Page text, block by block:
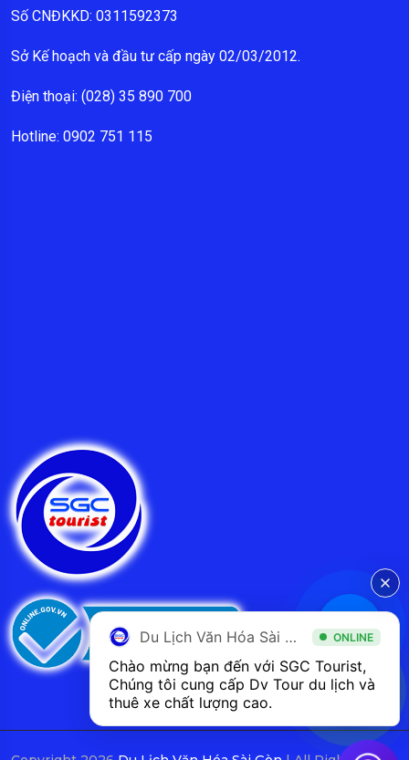
Số CNĐKKD: 0311592373
Sở Kế hoạch và đầu tư cấp ngày 02/03/2012.
Điện thoại: (028) 35 890 700
Hotline: 0902 751 115
Du Lịch Văn Hóa Sài Gòn ONLINE
Chào mừng bạn đến với SGC Tourist,
Chúng tôi cung cấp Dv Tour du lịch và
thuê xe chất lượng cao.